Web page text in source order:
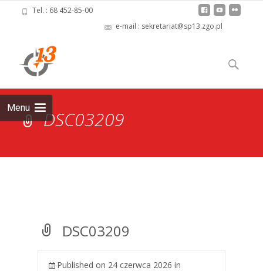
Tel. : 68 452-85-00
e-mail : sekretariat@sp13.zgo.pl
Menu
to
content
Szukaj:
DSC03209
DSC03209
Published on 24 czerwca 2026 in